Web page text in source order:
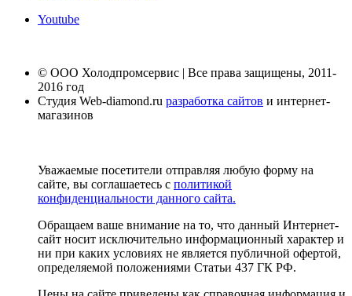
Youtube
© ООО Холодпромсервис | Все права защищены, 2011-
2016 год
Студия Web-diamond.ru разработка сайтов и интернет-
магазинов
Уважаемые посетители отправляя любую форму на
сайте, вы соглашаетесь с политикой
конфиденциальности данного сайта.
Обращаем ваше внимание на то, что данный Интернет-
сайт носит исключительно информационный характер и
ни при каких условиях не является публичной офертой,
определяемой положениями Статьи 437 ГК РФ.